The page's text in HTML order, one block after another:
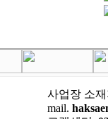
사업장 소재
mail.